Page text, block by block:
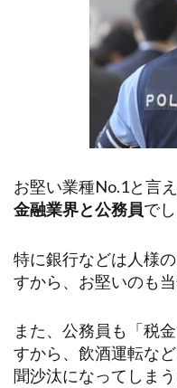
お堅い業種No.1と言
金融業界と公務員でし
特に銀行などは人様
すから、お堅いのも当
また、公務員も「税
すから、飲酒運転な
聞沙汰になってしまう